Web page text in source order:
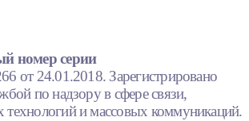
номер серии
от 24.01.2018. Зарегистрировано
по надзору в сфере связи,
и массовых коммуникаций.